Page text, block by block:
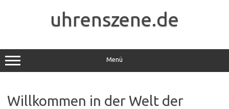
uhrenszene.de
Menü
Willkommen in der Welt der